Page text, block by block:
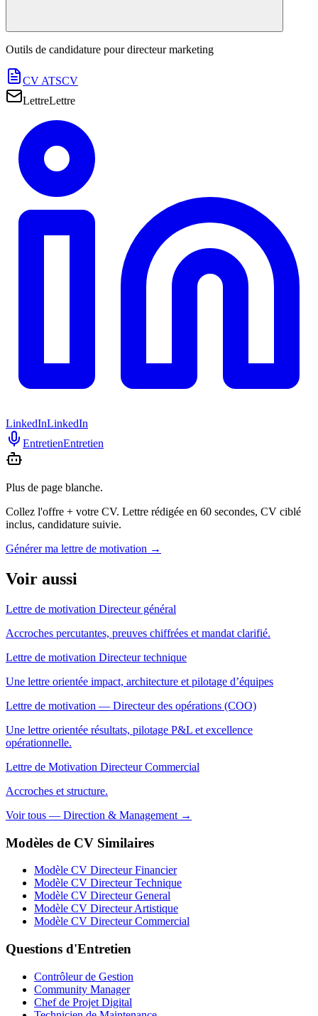
Outils de candidature pourdirecteur marketing
CV ATSCV
LettreLettre
LinkedInLinkedIn
EntretienEntretien
Plus de page blanche.
Collez l'offre + votre CV. Lettre rédigée en 60 secondes, CV ciblé
inclus, candidature suivie.
Générer ma lettre de motivation →
Voir aussi
Lettre de motivation Directeur général
Accroches percutantes, preuves chiffrées et mandat clarifié.
Lettre de motivation Directeur technique
Une lettre orientée impact, architecture et pilotage d’équipes
Lettre de motivation — Directeur des opérations (COO)
Une lettre orientée résultats, pilotage P&L et excellence
opérationnelle.
Lettre de Motivation Directeur Commercial
Accroches et structure.
Voir tous — Direction & Management →
Modèles de CV Similaires
Modèle CV Directeur Financier
Modèle CV Directeur Technique
Modèle CV Directeur General
Modèle CV Directeur Artistique
Modèle CV Directeur Commercial
Questions d'Entretien
Contrôleur de Gestion
Community Manager
Chef de Projet Digital